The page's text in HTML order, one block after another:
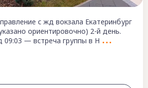
с жд вокзала Екатеринбург
ориентировочно) 2-й день.
— встреча группы в Н